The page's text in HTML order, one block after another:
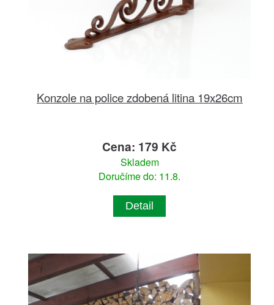
Konzole na police zdobená litina 19x26cm
Cena: 179 Kč
Skladem
Doručíme do: 11.8.
Detail